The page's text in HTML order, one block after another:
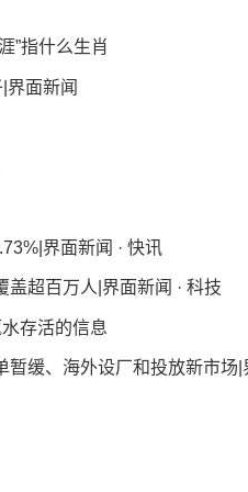
”指什么生肖
界面新闻
界面新闻 · 快讯
超百万人|界面新闻 · 科技
存活的信息
暂缓、海外设厂和投放新市场|